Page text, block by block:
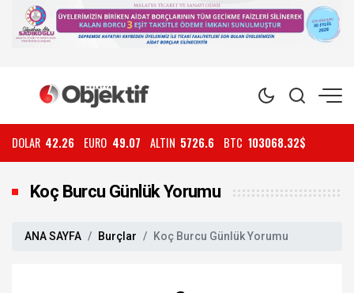
DOLAR 42.26 EURO 49.07 ALTIN 5726.6 BTC 103068.32$
Koç Burcu Günlük Yorumu
ANA SAYFA Burçlar Koç Burcu Günlük Yorumu